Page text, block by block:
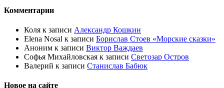
Комментарии
Коля к записи Александр Кошкин
Elena Nosal к записи Борислав Стоев «Морские сказки»
Аноним к записи Виктор Важдаев
Софья Михайловская к записи Светозар Остров
Валерий к записи Станислав Бабюк
Новое на сайте